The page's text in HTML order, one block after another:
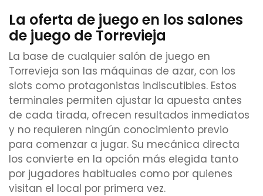
La oferta de juego en los salones
de juego de Torrevieja
La base de cualquier salón de juego en
Torrevieja son las máquinas de azar, con los
slots como protagonistas indiscutibles. Estos
terminales permiten ajustar la apuesta antes
de cada tirada, ofrecen resultados inmediatos
y no requieren ningún conocimiento previo
para comenzar a jugar. Su mecánica directa
los convierte en la opción más elegida tanto
por jugadores habituales como por quienes
visitan el local por primera vez.